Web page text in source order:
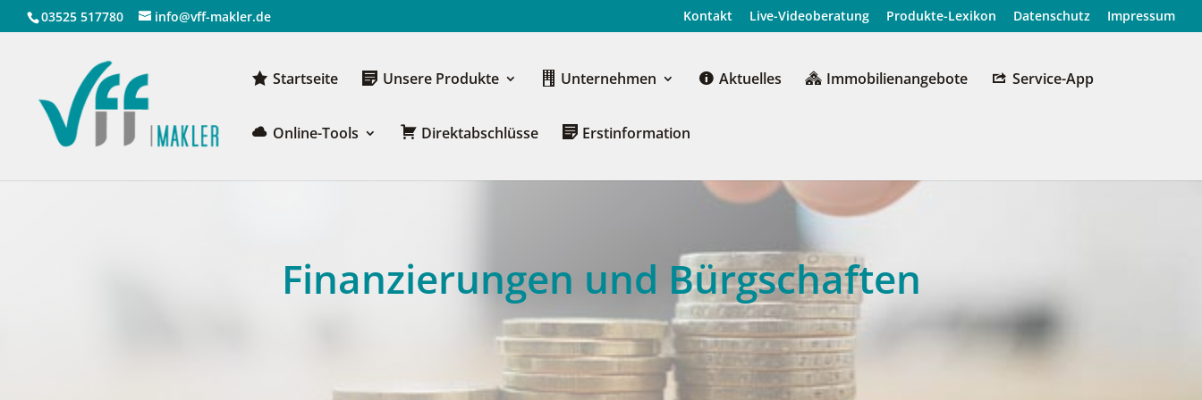
03525 517780 info@vff-makler.de Kon­takt Live-Video­b­e­ra­tung Pro­duk­te-Lexi­kon Daten­schutz Impres­sum
Start­sei­te Unse­re Produkte Unter­neh­men Aktu­el­les Immo­bi­li­en­an­ge­bo­te Ser­­vice-App
Online-Tools Direkt­ab­schlüs­se Erst­in­for­ma­ti­on
Finan­zie­run­gen und Bürgschaften